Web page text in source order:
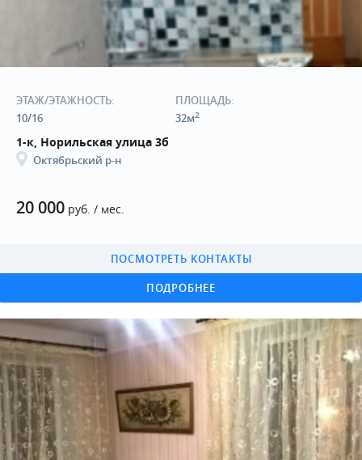
20 000 руб. / мес.
1-к, Норильская улица 3б
Октябрьский р-н
ПОДРОБНЕЕ
ПОСМОТРЕТЬ КОНТАКТЫ
ЭТАЖ/ЭТАЖНОСТЬ:
10/16
ПЛОЩАДЬ:
32м2